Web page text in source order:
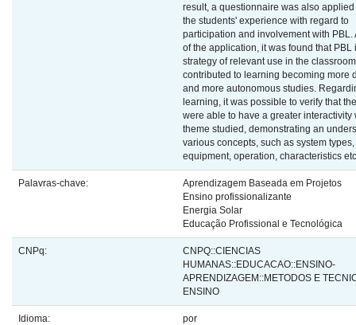
result, a questionnaire was also
the students' experience with regard to
participation and involvement with PBL.
of the application, it was found that PBL
strategy of relevant use in the
contributed to learning becoming more
and more autonomous studies.
learning, it was possible to verify that
were able to have a greater interactivity
theme studied, demonstrating an
various concepts, such as system types,
equipment, operation, characteristics
Palavras-chave:
Aprendizagem Baseada em Projetos
Ensino profissionalizante
Energia Solar
Educação Profissional e Tecnológica
CNPq:
CNPQ::CIENCIAS
HUMANAS::EDUCACAO::ENSINO-
APRENDIZAGEM::METODOS E
ENSINO
Idioma: por